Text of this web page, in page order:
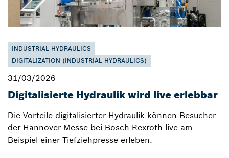
INDUSTRIAL HYDRAULICS
DIGITALIZATION (INDUSTRIAL HYDRAULICS)
31/03/2026
Digitalisierte Hydraulik wird live erlebbar
Die Vorteile digitalisierter Hydraulik können Besucher
der Hannover Messe bei Bosch Rexroth live am
Beispiel einer Tiefziehpresse erleben.